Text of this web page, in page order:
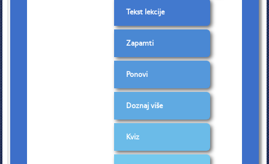
Tekst lekcije
Zapamti
Ponovi
Doznaj više
Kviz